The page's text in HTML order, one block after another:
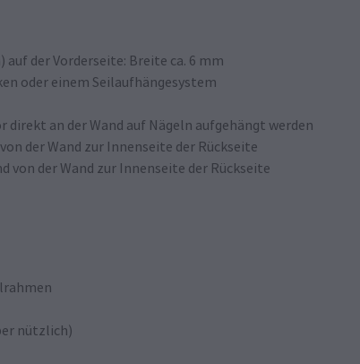
der Vorderseite: Breite ca. 6 mm
oder einem Seilaufhängesystem
direkt an der Wand auf Nägeln aufgehängt werden
der Wand zur Innenseite der Rückseite
von der Wand zur Innenseite der Rückseite
nützlich)